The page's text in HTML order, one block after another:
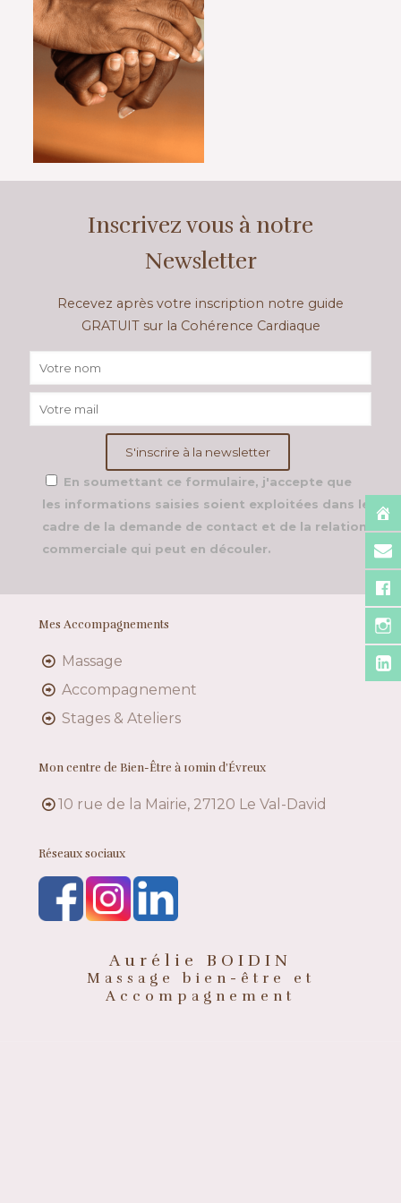
Inscrivez vous à notre
Newsletter
Recevez après votre inscription notre guide
GRATUIT sur la Cohérence Cardiaque
En soumettant ce formulaire, j'accepte que
les informations saisies soient exploitées dans le
cadre de la demande de contact et de la relation
commerciale qui peut en découler.
Mes Accompagnements
Massage
Accompagnement
Stages & Ateliers
Mon centre de Bien-Être à 10min d’Évreux
10 rue de la Mairie, 27120 Le Val-David
Réseaux sociaux
Aurélie BOIDIN
Massage bien-être et
Accompagnement